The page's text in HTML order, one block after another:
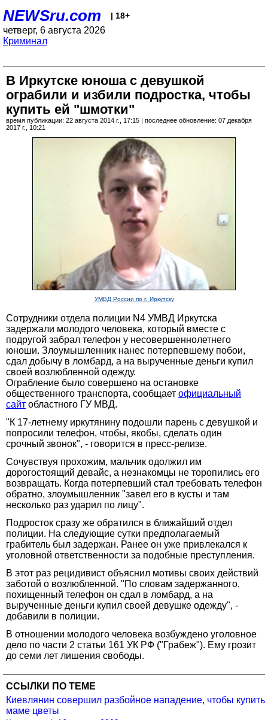
NEWSru.com | 18+
четверг, 6 августа 2026
Криминал
В Иркутске юноша с девушкой
ограбили и избили подростка, чтобы
купить ей "шмотки"
время публикации: 22 августа 2014 г., 17:15 | последнее обновление: 07 декабря
2017 г., 10:21
УМВД России по г. Иркутску
Сотрудники отдела полиции N4 УМВД Иркутска
задержали молодого человека, который вместе с
подругой забрал телефон у несовершеннолетнего
юноши. Злоумышленник нанес потерпевшему побои,
сдал добычу в ломбард, а на вырученные деньги купил
своей возлюбленной одежду.
Ограбление было совершено на остановке
общественного транспорта, сообщает официальный
сайт областного ГУ МВД.
"К 17-летнему иркутянину подошли парень с девушкой и
попросили телефон, чтобы, якобы, сделать один
срочный звонок", - говорится в пресс-релизе.
Сочувствуя прохожим, мальчик одолжил им
дорогостоящий девайс, а незнакомцы не торопились его
возвращать. Когда потерпевший стал требовать телефон
обратно, злоумышленник "завел его в кусты и там
несколько раз ударил по лицу".
Подросток сразу же обратился в ближайший отдел
полиции. На следующие сутки предполагаемый
грабитель был задержан. Ранее он уже привлекался к
уголовной ответственности за подобные преступления.
В этот раз рецидивист объяснил мотивы своих действий
заботой о возлюбленной. "По словам задержанного,
похищенный телефон он сдал в ломбард, а на
вырученные деньги купил своей девушке одежду", -
добавили в полиции.
В отношении молодого человека возбуждено уголовное
дело по части 2 статьи 161 УК РФ ("Грабеж"). Ему грозит
до семи лет лишения свободы.
ССЫЛКИ ПО ТЕМЕ
Киевлянин совершил разбойное нападение, чтобы купить
маме цветы